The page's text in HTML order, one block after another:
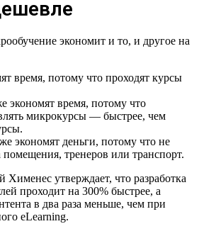
экономит и то, и другое на
время, потому что проходят курсы
экономят время, потому что
микрокурсы — быстрее, чем
экономят деньги, потому что не
помещения, тренеров или транспорт.
Хименес утверждает, что разработка
проходит на 300% быстрее, а
в два раза меньше, чем при
eLearning.